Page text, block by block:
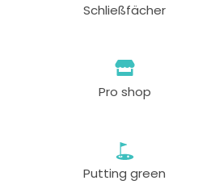
Schließfächer
Pro shop
Putting green